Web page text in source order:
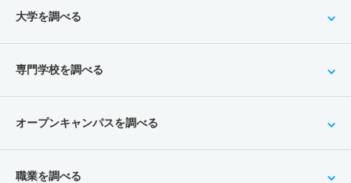
大学を調べる
専門学校を調べる
オープンキャンパスを調べる
職業を調べる